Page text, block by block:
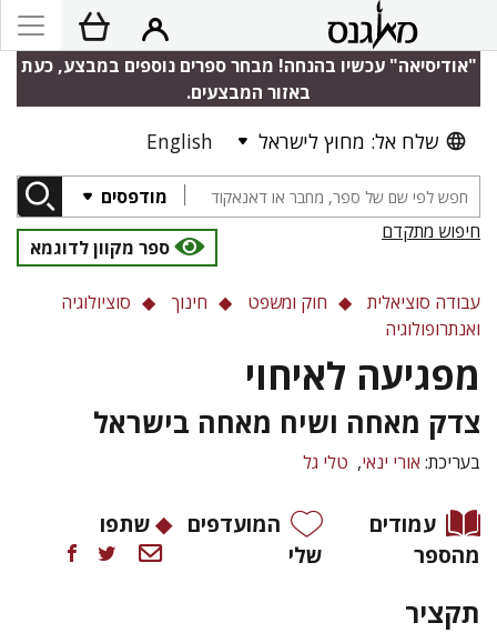
"אודיסיאה" עכשיו בהנחה! מבחר ספרים נוספים במבצע, כעת
באזור המבצעים.
שלח אל: מחוץ לישראל English
מודפסים
חיפוש מתקדם
ספר מקוון לדוגמא
עבודה סוציאלית חוק ומשפט חינוך
סוציולוגיה
ואנתרופולוגיה
מפגיעה לאיחוי
צדק מאחה ושיח מאחה בישראל
בעריכת: אורי ינאי טלי גל
עמודים
מהספר
המועדפים
שלי
שתפו
תקציר